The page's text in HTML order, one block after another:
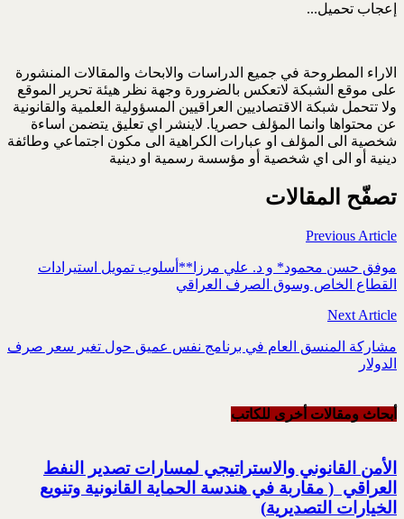
إعجاب تحميل...
الاراء المطروحة في جميع الدراسات والابحاث والمقالات المنشورة
على موقع الشبكة لاتعكس بالضرورة وجهة نظر هيئة تحرير الموقع
ولا تتحمل شبكة الاقتصاديين العراقيين المسؤولية العلمية والقانونية
عن محتواها وانما المؤلف حصريا. لاينشر اي تعليق يتضمن اساءة
شخصية الى المؤلف او عبارات الكراهية الى مكون اجتماعي وطائفة
دينية أو الى اي شخصية أو مؤسسة رسمية او دينية
تصفّح المقالات
Previous Article
موفق حسن محمود* و د. علي مرزا**أسلوب تمويل استيرادات
القطاع الخاص وسوق الصرف العراقي
Next Article
مشاركة المنسق العام في برنامج نفس عميق حول تغير سعر صرف
الدولار
أبحاث ومقالات أخرى للکاتب
الأمن القانوني والاستراتيجي لمسارات تصدير النفط
العراقي ‎ ‎) ‎مقاربة في هندسة الحماية القانونية وتنويع
الخيارات التصديرية‎(‎